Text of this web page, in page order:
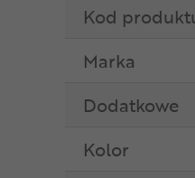
Kod
Marka
Dodatkowe
Kolor